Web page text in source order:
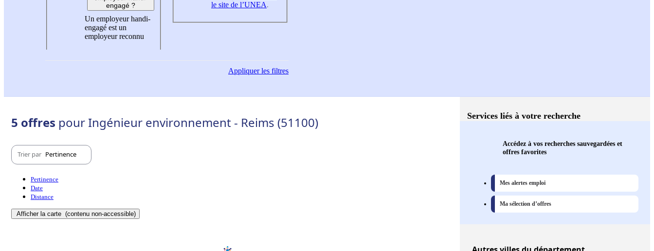
engagé ?
Un employeur handi-
engagé est un
employeur reconnu
le site de l’UNEA.
Appliquerles filtres
5 offres pour Ingénieur environnement - Reims (51100)
Trier par Pertinence
Pertinence
Date
Distance
Afficher la carte (contenu non-accessible)
Services liés à votre recherche
Accédez à vos recherches sauvegardées et
offres favorites
Mes alertes emploi
Ma sélection d’offres